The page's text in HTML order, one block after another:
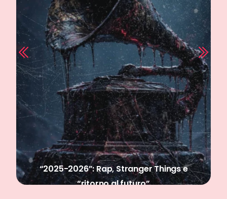
“ELSEWHERE”: il posto sicuro di Gemitaiz